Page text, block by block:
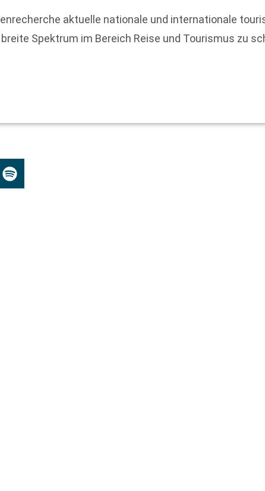
aktuelle nationale und internationale
Spektrum im Bereich Reise und Tourismus zu